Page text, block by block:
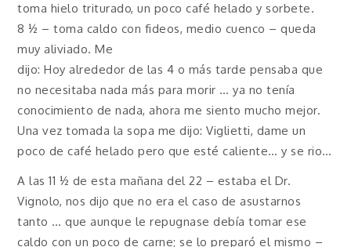
toma hielo triturado, un poco café helado y sorbete.
8 ½ – toma caldo con fideos, medio cuenco – queda
muy aliviado. Me
dijo: Hoy alrededor de las 4 o más tarde pensaba que
no necesitaba nada más para morir … ya no tenía
conocimiento de nada, ahora me siento mucho mejor.
Una vez tomada la sopa me dijo: Viglietti, dame un
poco de café helado pero que esté caliente… y se rio…
A las 11 ½ de esta mañana del 22 – estaba el Dr.
Vignolo, nos dijo que no era el caso de asustarnos
tanto … que aunque le repugnase debía tomar ese
caldo con un poco de carne; se lo preparó el mismo –